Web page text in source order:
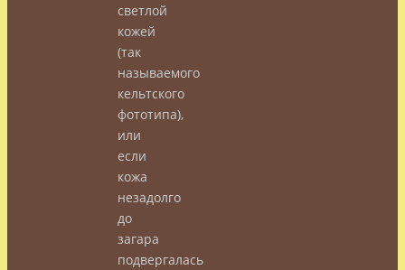
светлой
кожей
(так
называемого
кельтского
фототипа),
или
если
кожа
незадолго
до
загара
подвергалась